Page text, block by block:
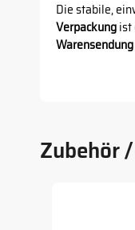
Die stabile,
Verpackungist
Warensendung
Zubehör